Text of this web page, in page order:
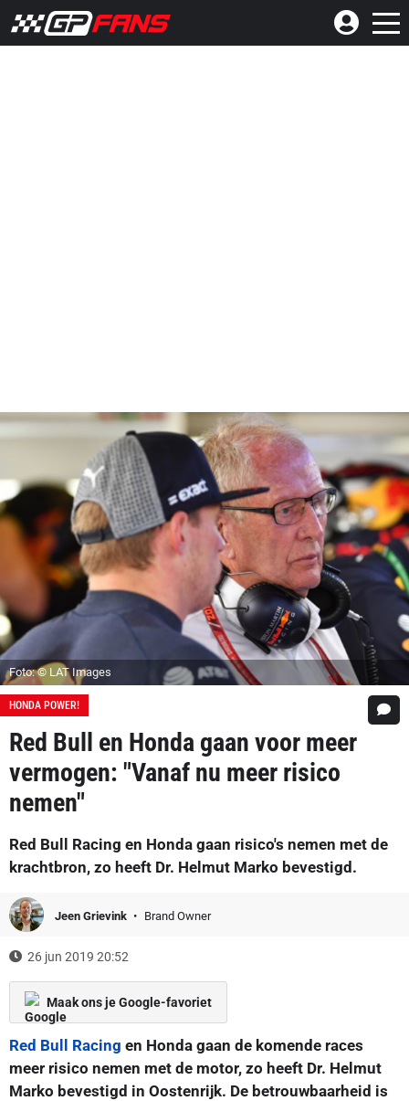
Foto: © LAT Images
HONDA POWER!
Red Bull en Honda gaan voor meer
vermogen: "Vanaf nu meer risico
nemen"
Red Bull Racing en Honda gaan risico's nemen met de
krachtbron, zo heeft Dr. Helmut Marko bevestigd.
Jeen Grievink Brand Owner
26 jun 2019 20:52
Maak ons je Google-favoriet
Red Bull Racing en Honda gaan de komende races
meer risico nemen met de motor, zo heeft Dr. Helmut
Marko bevestigd in Oostenrijk. De betrouwbaarheid is